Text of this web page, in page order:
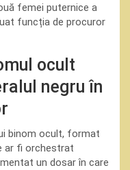
femei puternice a
funcția de procuror
ocult
negru în
binom ocult, format
ar fi orchestrat
un dosar în care